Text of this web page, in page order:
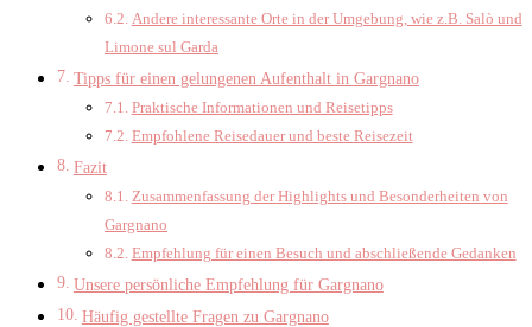
Andere interessante Orte in der Umgebung, wie z.B. Salò und
Limone sul Garda
Tipps für einen gelungenen Aufenthalt in Gargnano
Praktische Informationen und Reisetipps
Empfohlene Reisedauer und beste Reisezeit
Fazit
Zusammenfassung der Highlights und Besonderheiten von
Gargnano
Empfehlung für einen Besuch und abschließende Gedanken
Unsere persönliche Empfehlung für Gargnano
Häufig gestellte Fragen zu Gargnano